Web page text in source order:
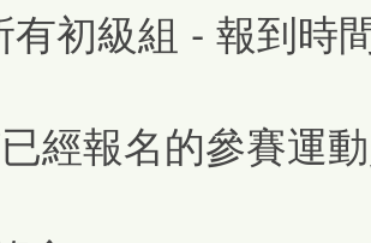
級組 - 報到時
經報名的參賽運